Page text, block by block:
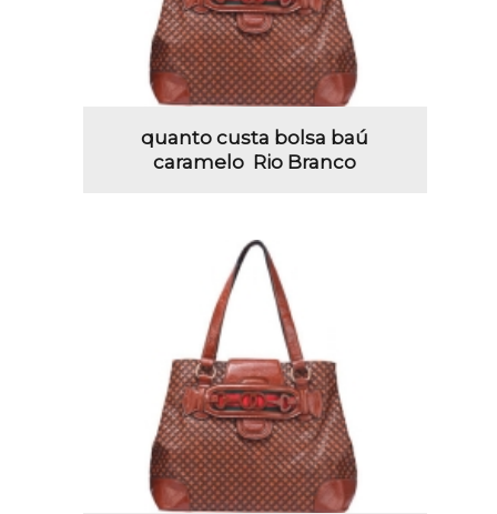
quanto custa bolsa baú
caramelo Rio Branco